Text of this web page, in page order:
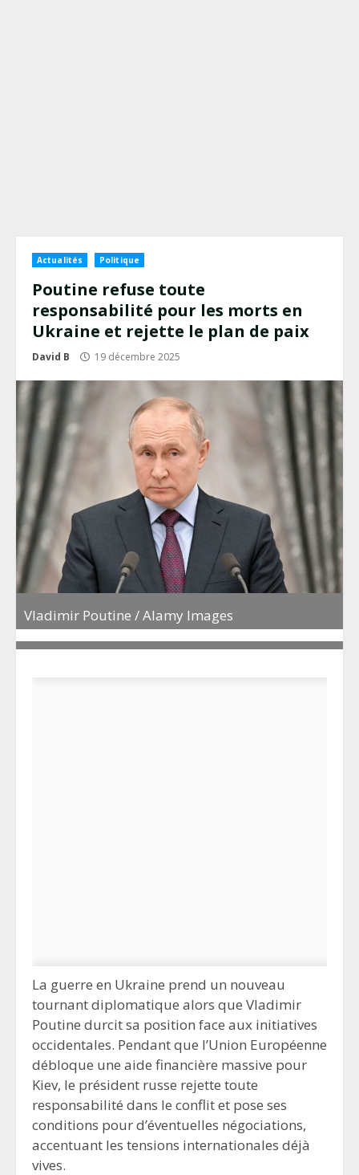
Actualités Politique
Poutine refuse toute
responsabilité pour les morts en
Ukraine et rejette le plan de paix
David B 19 décembre 2025
Vladimir Poutine / Alamy Images
La guerre en Ukraine prend un nouveau
tournant diplomatique alors que Vladimir
Poutine durcit sa position face aux initiatives
occidentales. Pendant que l’Union Européenne
débloque une aide financière massive pour
Kiev, le président russe rejette toute
responsabilité dans le conflit et pose ses
conditions pour d’éventuelles négociations,
accentuant les tensions internationales déjà
vives.